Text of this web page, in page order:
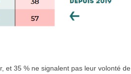
et 35 % ne signalent pas leur volonté de